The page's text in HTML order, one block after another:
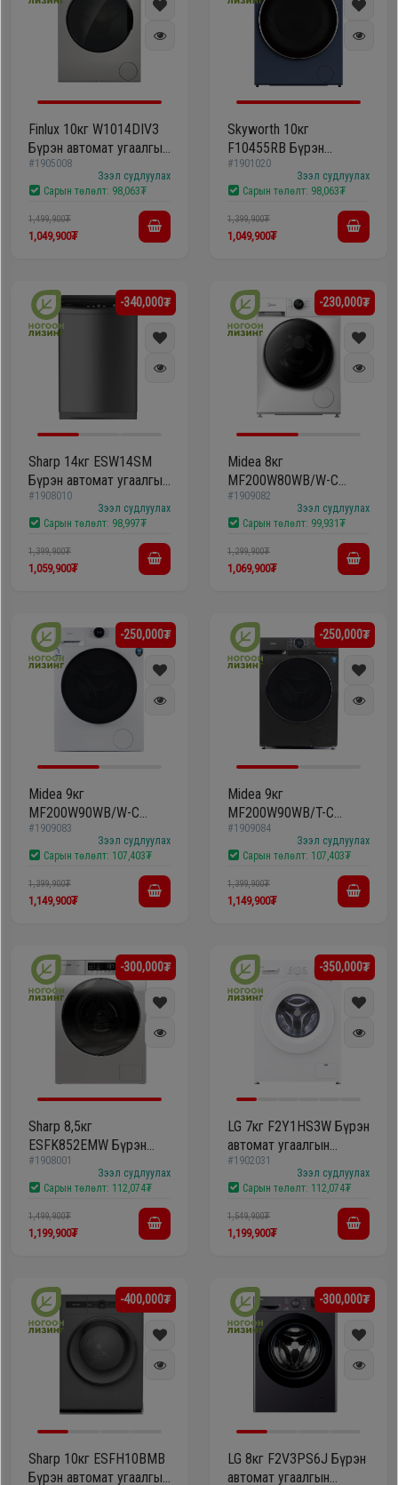
Infinix
Tablet
Ухаалаг
Цаг
Дагалдах
хэрэгсэл
Finlux 10кг W1014DIV3
Бүрэн автомат угаалгын
машин
#1905008
Зээл судлуулах
Сарын төлөлт: 98,063₮
1,499,900₮
1,049,900₮
Skyworth 10кг
F10455RB Бүрэн
автомат угаалгын
машин
#1901020
Зээл судлуулах
Сарын төлөлт: 98,063₮
1,399,900₮
1,049,900₮
-340,000₮
Sharp 14кг ESW14SM
Бүрэн автомат угаалгын
машин
#1908010
Зээл судлуулах
Сарын төлөлт: 98,997₮
1,399,900₮
1,059,900₮
-230,000₮
Midea 8кг
MF200W80WB/W-C
Бүрэн автомат угаалгын
машин
#1909082
Зээл судлуулах
Сарын төлөлт: 99,931₮
1,299,900₮
1,069,900₮
-250,000₮
Midea 9кг
MF200W90WB/W-C
Бүрэн автомат угаалгын
машин
#1909083
Зээл судлуулах
Сарын төлөлт: 107,403₮
1,399,900₮
1,149,900₮
-250,000₮
Midea 9кг
MF200W90WB/T-C
Бүрэн автомат угаалгын
машин
#1909084
Зээл судлуулах
Сарын төлөлт: 107,403₮
1,399,900₮
1,149,900₮
-300,000₮
Sharp 8,5кг
ESFK852EMW Бүрэн
автомат угаалгын
машин
#1908001
Зээл судлуулах
Сарын төлөлт: 112,074₮
1,499,900₮
1,199,900₮
-350,000₮
LG 7кг F2Y1HS3W Бүрэн
автомат угаалгын
машин
#1902031
Зээл судлуулах
Сарын төлөлт: 112,074₮
1,549,900₮
1,199,900₮
-400,000₮
Sharp 10кг ESFH10BMB
Бүрэн автомат угаалгын
-300,000₮
LG 8кг F2V3PS6J Бүрэн
автомат угаалгын